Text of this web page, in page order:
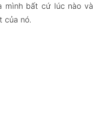
mình bất cứ lúc nào và
của nó.